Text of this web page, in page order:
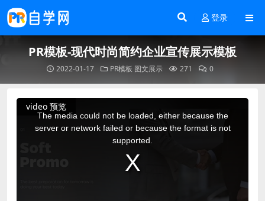
登录
PR模板-现代时尚简约企业宣传展示模板
2022-01-17 PR模板 图文展示 271 0
video 预览
This
The media could not be loaded, either because the
server or network failed or because the format is not
supported.